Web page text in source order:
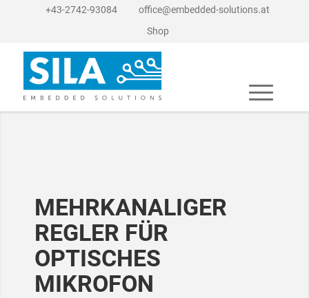
+43-2742-93084
office@embedded-solutions.at
Shop
MEHRKANALIGER
REGLER FÜR
OPTISCHES
MIKROFON